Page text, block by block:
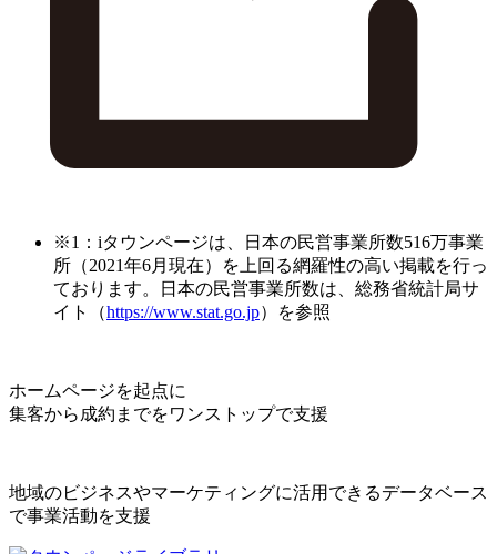
※1：iタウンページは、日本の民営事業所数516万事業
所（2021年6月現在）を上回る網羅性の高い掲載を行っ
ております。日本の民営事業所数は、総務省統計局サ
イト（https://www.stat.go.jp）を参照
ホームページを起点に
集客から成約までをワンストップで支援
地域のビジネスやマーケティングに活用できるデータベース
で事業活動を支援